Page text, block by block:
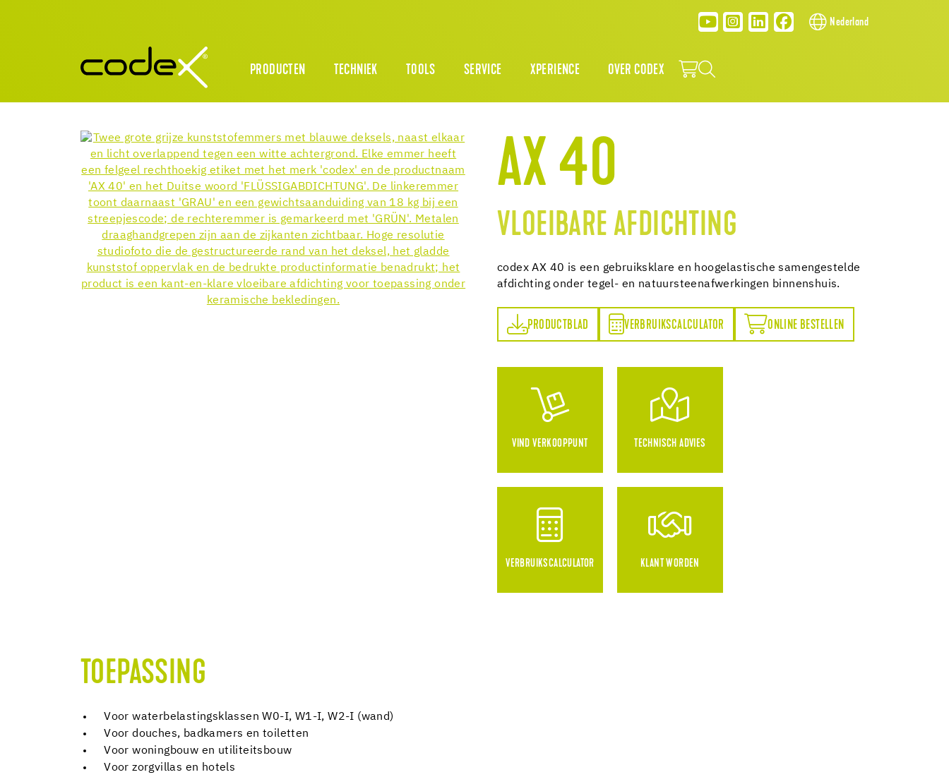
Nederland
PRODUCTEN TECHNIEK TOOLS SERVICE XPERIENCE OVER CODEX
AX 40
VLOEIBARE AFDICHTING
codex AX 40 is een gebruiksklare en hoogelastische samengestelde
afdichting onder tegel- en natuursteenafwerkingen binnenshuis.
PRODUCTBLAD VERBRUIKSCALCULATOR
VERBRUIKSCALCULATOR ONLINE BESTELLEN
ONLINE BESTELLEN
VIND VERKOOPPUNT TECHNISCH ADVIES
VERBRUIKSCALCULATOR KLANT WORDEN
TOEPASSING
Voor waterbelastingsklassen W0-I, W1-I, W2-I (wand)
Voor douches, badkamers en toiletten
Voor woningbouw en utiliteitsbouw
Voor zorgvillas en hotels